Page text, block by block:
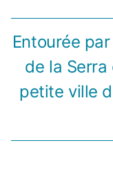
Entourée
de la
petite ville